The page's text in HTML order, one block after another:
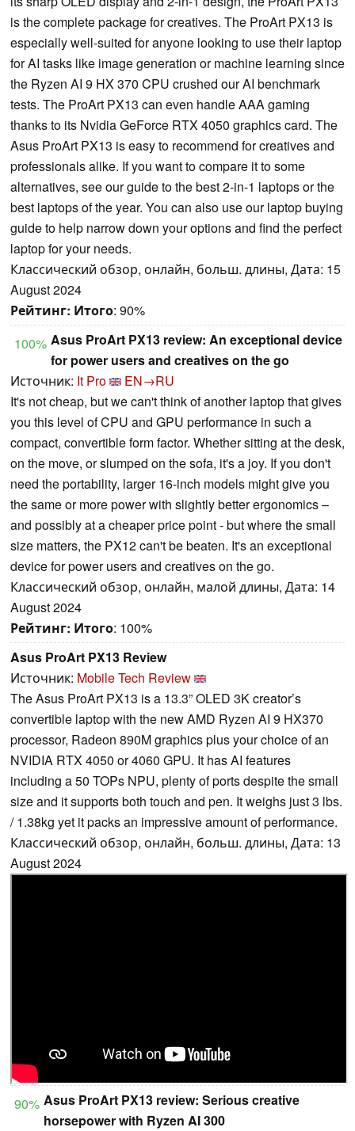
is the complete package for creatives. The ProArt PX13 is
especially well-suited for anyone looking to use their laptop
for AI tasks like image generation or machine learning since
the Ryzen AI 9 HX 370 CPU crushed our AI benchmark
tests. The ProArt PX13 can even handle AAA gaming
thanks to its Nvidia GeForce RTX 4050 graphics card. The
Asus ProArt PX13 is easy to recommend for creatives and
professionals alike. If you want to compare it to some
alternatives, see our guide to the best 2-in-1 laptops or the
best laptops of the year. You can also use our laptop buying
guide to help narrow down your options and find the perfect
laptop for your needs.
Классический обзор, онлайн, больш. длины, Дата: 15
August 2024
Рейтинг: Итого: 90%
100% Asus ProArt PX13 review: An exceptional device
for power users and creatives on the go
Источник: It Pro
EN→RU
It's not cheap, but we can't think of another laptop that gives
you this level of CPU and GPU performance in such a
compact, convertible form factor. Whether sitting at the desk,
on the move, or slumped on the sofa, it's a joy. If you don't
need the portability, larger 16-inch models might give you
the same or more power with slightly better ergonomics –
and possibly at a cheaper price point - but where the small
size matters, the PX12 can't be beaten. It's an exceptional
device for power users and creatives on the go.
Классический обзор, онлайн, малой длины, Дата: 14
August 2024
Рейтинг: Итого: 100%
Asus ProArt PX13 Review
Источник: Mobile Tech Review
The Asus ProArt PX13 is a 13.3” OLED 3K creator’s
convertible laptop with the new AMD Ryzen AI 9 HX370
processor, Radeon 890M graphics plus your choice of an
NVIDIA RTX 4050 or 4060 GPU. It has AI features
including a 50 TOPs NPU, plenty of ports despite the small
size and it supports both touch and pen. It weighs just 3 lbs.
/ 1.38kg yet it packs an impressive amount of performance.
Классический обзор, онлайн, больш. длины, Дата: 13
August 2024
90% Asus ProArt PX13 review: Serious creative
horsepower with Ryzen AI 300